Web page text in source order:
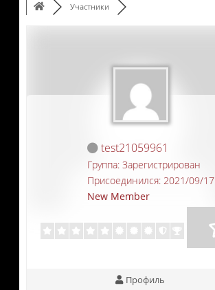
Участники
test21059961
Группа: Зарегистрирован
Присоединился: 2021/09/17
New Member
Профиль